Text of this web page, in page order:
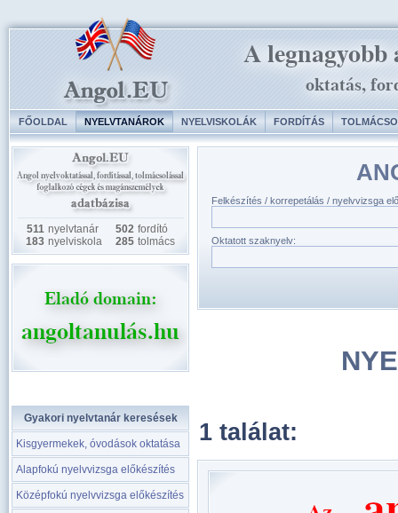
FŐOLDAL NYELVTANÁROK NYELVISKOLÁK FORDÍTÁS
511 nyelvtanár 502 fordító
183 nyelviskola 285 tolmács
Gyakori nyelvtanár keresések
Kisgyermekek, óvodások oktatása
Alapfokú nyelvvizsga előkészítés
Középfokú nyelvvizsga előkészítés
Felkészítés / korrepetálás / nyelvvizsga
Oktatott szaknyelv:
1 találat: